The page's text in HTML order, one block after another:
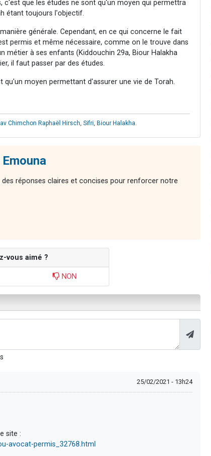
c'est que les études ne sont qu'un moyen qui permettra
étant toujours l'objectif.
générale. Cependant, en ce qui concerne le fait
permis et même nécessaire, comme on le trouve dans
métier à ses enfants (Kiddouchin 29a, Biour Halakha
il faut passer par des études.
qu'un moyen permettant d'assurer une vie de Torah.
Chimchon Raphaël Hirsch Sifri Biour Halakha
des réponses claires et concises pour renforcer notre
vous aimé ?
NON
25/02/2021 - 13h24
site :
avocat-permis_32768.html